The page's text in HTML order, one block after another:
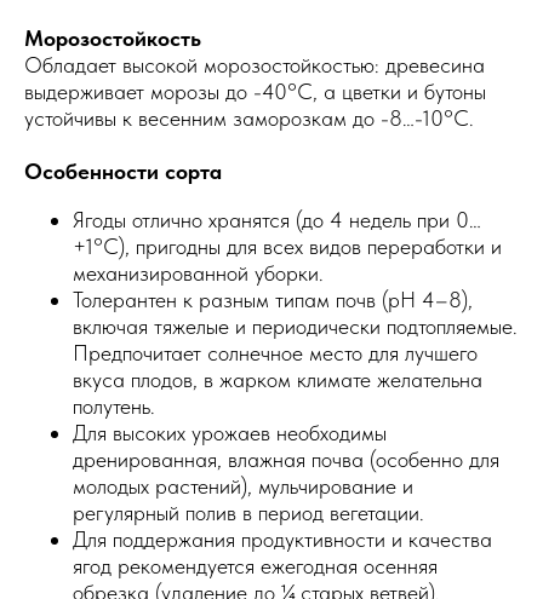
Морозостойкость
Обладает высокой морозостойкостью: древесина
выдерживает морозы до -40°C, а цветки и бутоны
устойчивы к весенним заморозкам до -8…-10°C.
Особенности сорта
Ягоды отлично хранятся (до 4 недель при 0…
+1°C), пригодны для всех видов переработки и
механизированной уборки.
Толерантен к разным типам почв (pH 4–8),
включая тяжелые и периодически подтопляемые.
Предпочитает солнечное место для лучшего
вкуса плодов, в жарком климате желательна
полутень.
Для высоких урожаев необходимы
дренированная, влажная почва (особенно для
молодых растений), мульчирование и
регулярный полив в период вегетации.
Для поддержания продуктивности и качества
ягод рекомендуется ежегодная осенняя
обрезка (удаление до ¼ старых ветвей).